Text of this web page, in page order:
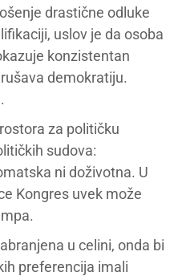
drastične odluke
uslov je da osoba
konzistentan
demokratiju.
za političku
sudova:
ni doživotna. U
Kongres uvek može
u celini, onda bi
preferencija imali